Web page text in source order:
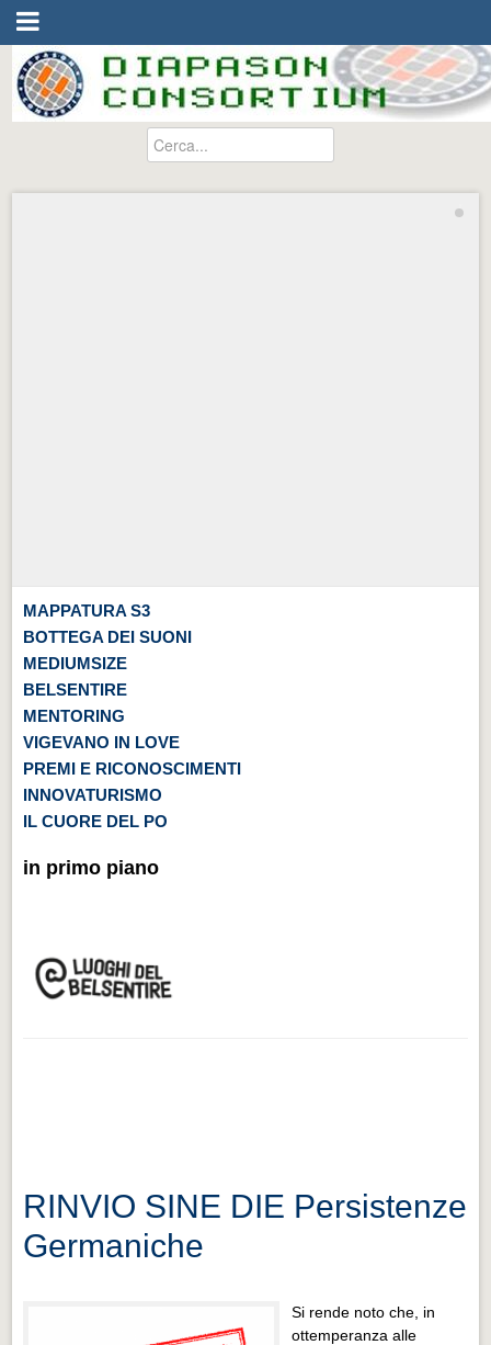
MAPPATURA S3
BOTTEGA DEI SUONI
MEDIUMSIZE
BELSENTIRE
MENTORING
VIGEVANO IN LOVE
PREMI E RICONOSCIMENTI
INNOVATURISMO
IL CUORE DEL PO
in primo piano
RINVIO SINE DIE Persistenze
Germaniche
Si rende noto che, in
ottemperanza alle